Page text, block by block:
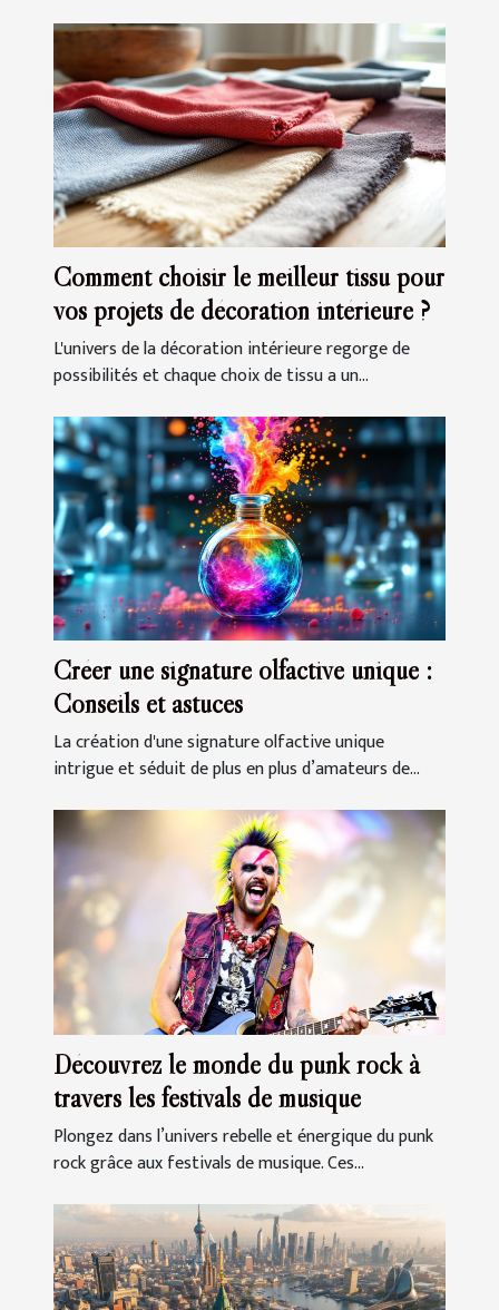
Comment choisir le meilleur tissu pour
vos projets de décoration intérieure ?
L'univers de la décoration intérieure regorge de
possibilités et chaque choix de tissu a un...
Créer une signature olfactive unique :
Conseils et astuces
La création d'une signature olfactive unique
intrigue et séduit de plus en plus d’amateurs de...
Découvrez le monde du punk rock à
travers les festivals de musique
Plongez dans l’univers rebelle et énergique du punk
rock grâce aux festivals de musique. Ces...